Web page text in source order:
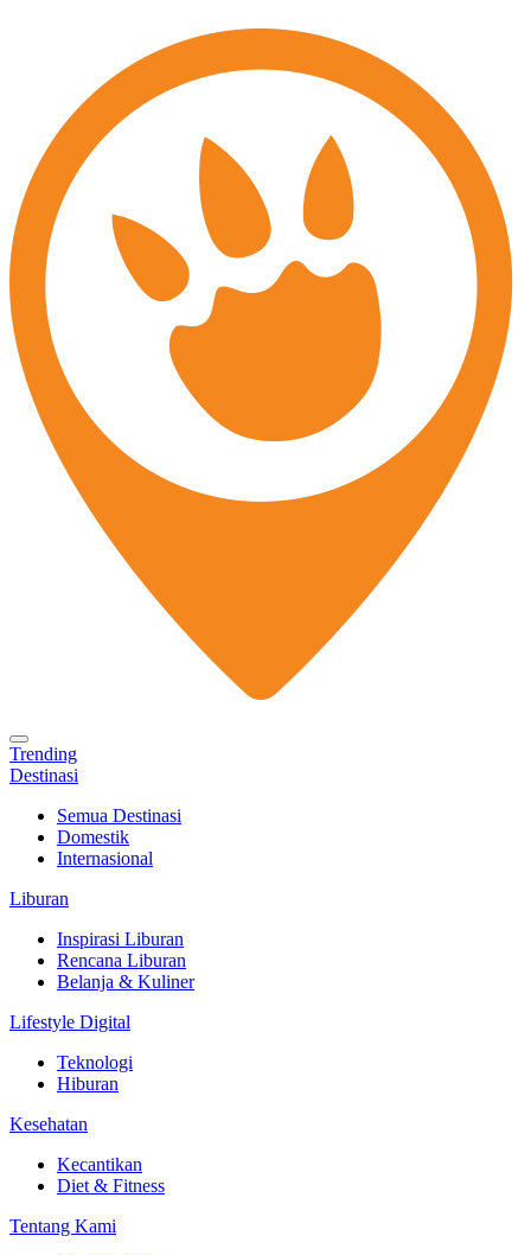
Trending
Destinasi
Semua Destinasi
Domestik
Internasional
Liburan
Inspirasi Liburan
Rencana Liburan
Belanja & Kuliner
Lifestyle Digital
Teknologi
Hiburan
Kesehatan
Kecantikan
Diet & Fitness
Tentang Kami